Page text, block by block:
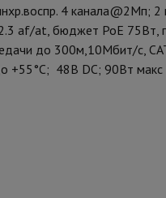
4 канала@2Мп;
af/at, бюджет PoE 75Вт,
до 300м,10Мбит/с,
+55°C; 48В DC; 90Вт